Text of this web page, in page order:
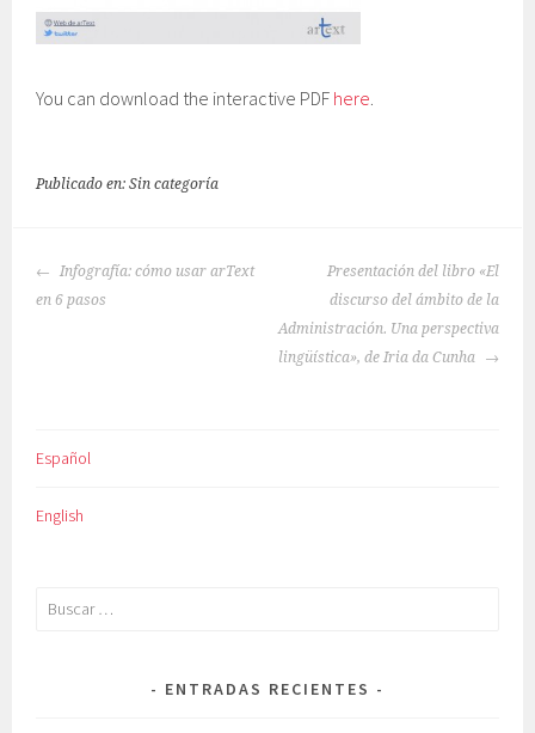
You can download the interactive PDF here.
Publicado en: Sin categoría
NAVEGACIÓN
DE
Infografía: cómo usar arText
en 6 pasos
Presentación del libro «El
discurso del ámbito de la
Administración. Una perspectiva
lingüística», de Iria da Cunha
Español
English
Buscar:
ENTRADAS RECIENTES